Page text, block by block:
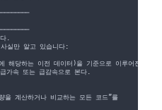
사실만 알고 있습니다 :
해당하는 이전 데이터 )을 기준으로 이루어진다
급가속 또는 급감속으로 본다
을 계산하거나 비교하는 모든 코드 ”를